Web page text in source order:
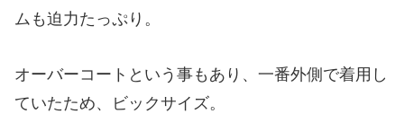
ムも迫力たっぷり。
オーバーコートという事もあり、一番外側で着用し
ていたため、ビックサイズ。